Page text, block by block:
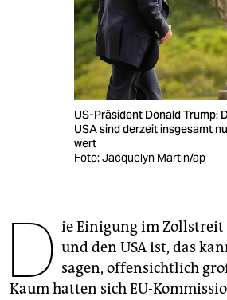
fragen & hilfe
unterstützen
genossenschaft
US-Präsident Donald Trump:
USA sind derzeit insgesamt
wert
Foto: Jacquelyn Martin/ap
D ie Einigung im Zollstreit
und den USA ist, das
sagen, offensichtlich
Kaum hatten sich EU-